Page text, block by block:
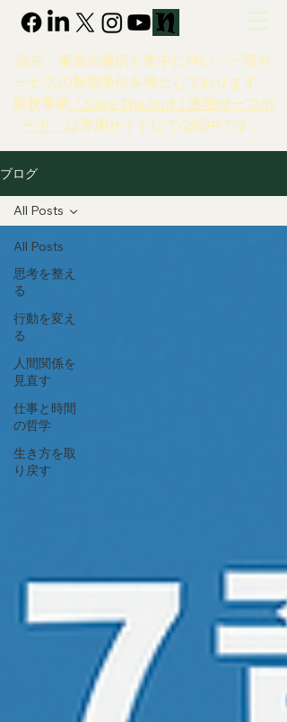
現在、事業の選択と集中に伴い、一部サ
ービスの新規受付を停止しております。
新規事業 「Save The Surf｜透明サーフボ
ード」 は専用サイトにて公開中です。
ブログ
All Posts
思考を整え
る
行動を変え
る
人間関係を
見直す
仕事と時間
の哲学
生き方を取
り戻す
All Posts